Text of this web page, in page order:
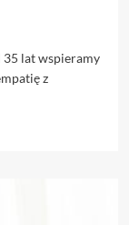
lat wspieramy
z